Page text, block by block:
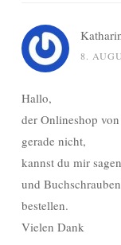
8.
Hallo,
der Onlineshop
gerade nicht,
kannst du mir
und
bestellen.
Vielen Dank